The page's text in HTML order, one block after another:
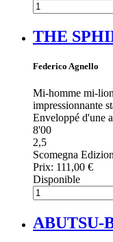
THE
Federico Agnello
Mi-homme mi-
impressionnante
Enveloppé d'une
8'00
2,5
Scomegna
Prix: 111,00 €
Disponible
ABUTSU-